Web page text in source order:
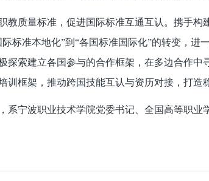
教质量标准，促进国际标准互通互认。携手
标准本地化”到“各国标准国际化”的转变，
探索建立各国参与的合作框架，在多边合作
训框架，推动跨国技能互认与资历对接，打造
系宁波职业技术学院党委书记、全国高等职业